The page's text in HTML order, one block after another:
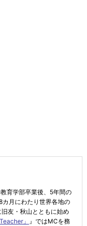
育学部卒業後、5年間の
月にわたり世界各地の
友・秋山とともに始め
」 』ではMCを務